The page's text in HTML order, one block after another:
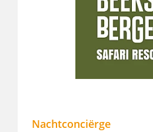
Nachtconciërge